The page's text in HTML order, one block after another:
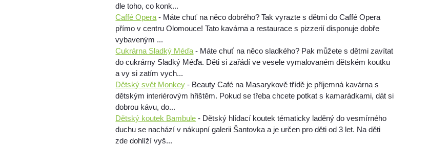
dle toho, co konk...
Caffé Opera - Máte chuť na něco dobrého? Tak vyrazte s dětmi do Caffé Opera
přímo v centru Olomouce! Tato kavárna a restaurace s pizzerií disponuje dobře
vybaveným ...
Cukrárna Sladký Méďa - Máte chuť na něco sladkého? Pak můžete s dětmi zavítat
do cukrárny Sladký Méďa. Děti si zařádí ve vesele vymalovaném dětském koutku
a vy si zatím vych...
Dětský svět Monkey - Beauty Café na Masarykově třídě je příjemná kavárna s
dětským interiérovým hřištěm. Pokud se třeba chcete potkat s kamarádkami, dát si
dobrou kávu, do...
Dětský koutek Bambule - Dětský hlídací koutek tématicky laděný do vesmírného
duchu se nachází v nákupní galerii Šantovka a je určen pro děti od 3 let. Na děti
zde dohlíží vyš...